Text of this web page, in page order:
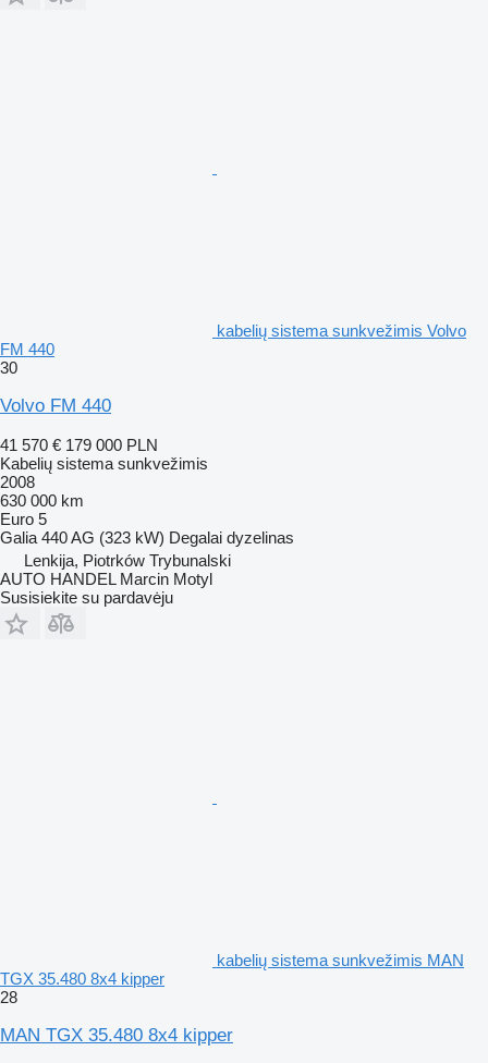
kabelių sistema sunkvežimis Volvo
FM 440
30
Volvo FM 440
41 570 € 179 000 PLN
Kabelių sistema sunkvežimis
2008
630 000 km
Euro 5
Galia 440 AG (323 kW) Degalai dyzelinas
Lenkija, Piotrków Trybunalski
AUTO HANDEL Marcin Motyl
Susisiekite su pardavėju
kabelių sistema sunkvežimis MAN
TGX 35.480 8x4 kipper
28
MAN TGX 35.480 8x4 kipper